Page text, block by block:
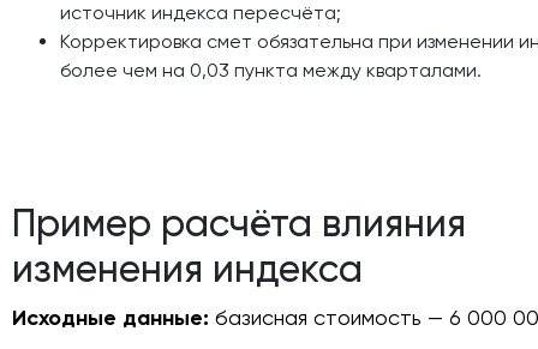
источник индекса пересчёта;
Корректировка смет обязательна при изменении
более чем на 0,03 пункта между кварталами.
Пример расчёта влияния
изменения индекса
Исходные данные: базисная стоимость — 6 000